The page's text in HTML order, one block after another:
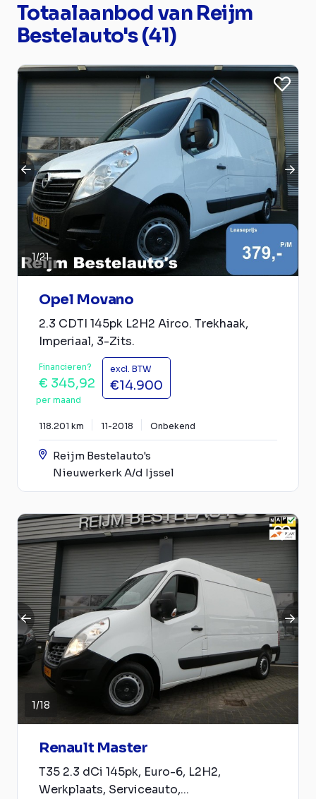
Totaalaanbod van Reijm
Bestelauto's (41)
1/21
Opel Movano
2.3 CDTI 145pk L2H2 Airco. Trekhaak,
Imperiaal, 3-Zits.
Financieren?
€ 345,92
per maand
excl. BTW
€14.900
118.201 km 11-2018 Onbekend
Reijm Bestelauto's
Nieuwerkerk A/d Ijssel
1/18
Renault Master
T35 2.3 dCi 145pk, Euro-6, L2H2,
Werkplaats, Serviceauto,...